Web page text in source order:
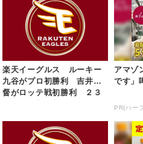
楽天イーグルス ルーキー
九谷がプロ初勝利 吉井監
督がロッテ戦初勝利 ２３
アマゾ
です」
PR(ハー